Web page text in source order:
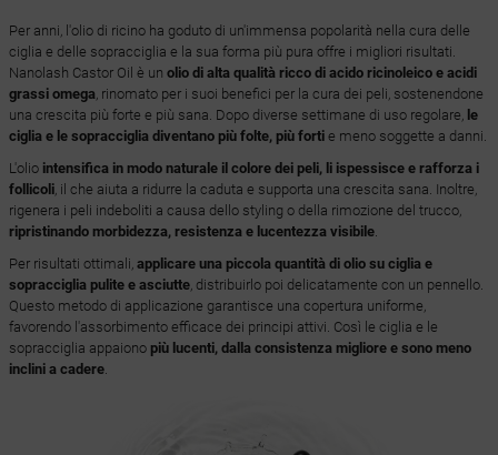
Per anni, l'olio di ricino ha goduto di un'immensa popolarità nella cura delle
ciglia e delle sopracciglia e la sua forma più pura offre i migliori risultati.
Nanolash Castor Oil è un olio di alta qualità ricco di acido ricinoleico e acidi
grassi omega, rinomato per i suoi benefici per la cura dei peli, sostenendone
una crescita più forte e più sana. Dopo diverse settimane di uso regolare, le
ciglia e le sopracciglia diventano più folte, più fortie meno soggette a danni.
L'olio intensifica in modo naturale il colore dei peli, li ispessisce e rafforza i
follicoli, il che aiuta a ridurre la caduta e supporta una crescita sana. Inoltre,
rigenera i peli indeboliti a causa dello styling o della rimozione del trucco,
ripristinando morbidezza, resistenza e lucentezza visibile.
Per risultati ottimali, applicare una piccola quantità di olio su ciglia e
sopracciglia pulite e asciutte, distribuirlo poi delicatamente con un pennello.
Questo metodo di applicazione garantisce una copertura uniforme,
favorendo l'assorbimento efficace dei principi attivi. Così le ciglia e le
sopracciglia appaiono più lucenti, dalla consistenza migliore e sono meno
inclini a cadere.